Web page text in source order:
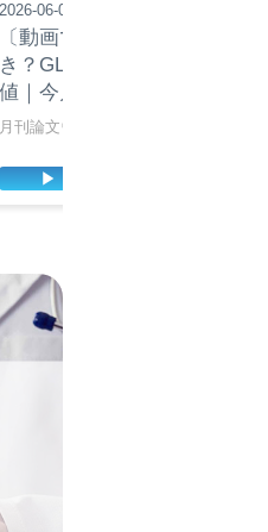
2026-06-05
〔動画でウォッチ〕再考すべ
き？GLP-1関連薬「減量」の価
値｜今月の注目論文5選
月刊論文ウォッチ #14
▶ PLAY